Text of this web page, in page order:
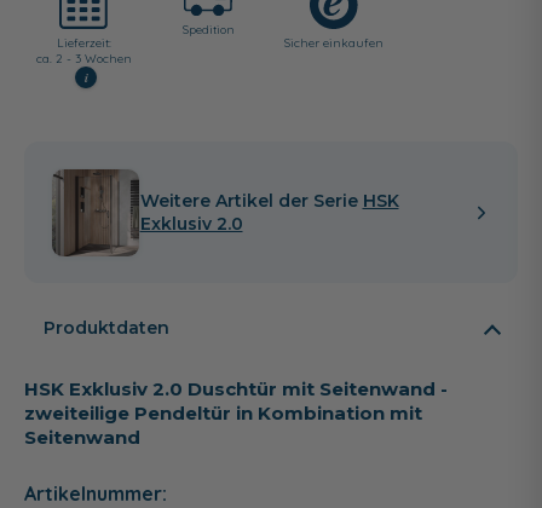
Lieferzeit:
ca. 2 - 3 Wochen
i
Spedition
Sicher einkaufen
Weitere Artikel der Serie HSK
Exklusiv 2.0
Produktdaten
HSK Exklusiv 2.0 Duschtür mit Seitenwand -
zweiteilige Pendeltür in Kombination mit
Seitenwand
Artikelnummer: